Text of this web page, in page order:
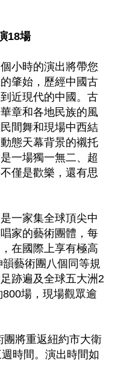
18場
小時的演出將帶您
肇始，歷經中國古
近現代的中國。古
章和各地民族的風
間舞和現場中西結
態天幕背景的襯托
一場獨一無二、超
僅是歡樂，還有思
一家集全球頂尖中
家的藝術團體，每
在國際上享有極高
藝術團八個同等規
跡遍及全球五大洲2
場，現場觀眾逾
將重返紐約市大衛
時間。演出時間如